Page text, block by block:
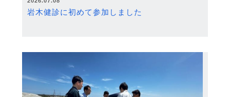
岩木健診に初めて参加しました